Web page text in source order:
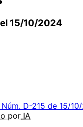
15/10/2024
Núm. D-215 de 15/
por IA